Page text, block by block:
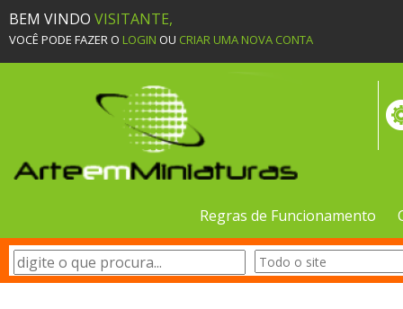
BEM VINDO VISITANTE,
VOCÊ PODE FAZER O LOGIN OU CRIAR UMA NOVA CONTA
Regras de Funcionamento